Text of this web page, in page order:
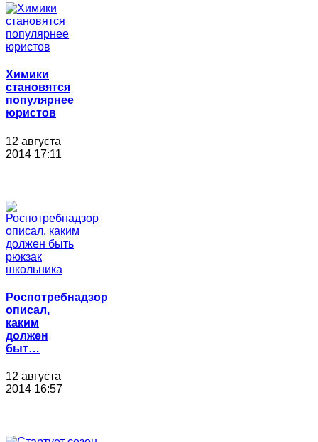
Химики
становятся
популярнее
юристов
12 августа
2014 17:11
Роспотребнадзор
описал,
каким
должен
быт…
12 августа
2014 16:57